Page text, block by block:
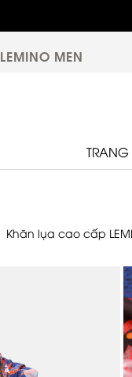
LEMINO MEN
Khăn lụa cao cấp